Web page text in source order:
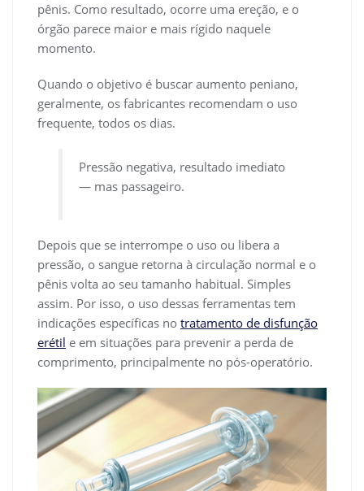
pênis. Como resultado, ocorre uma ereção, e o
órgão parece maior e mais rígido naquele
momento.
Quando o objetivo é buscar aumento peniano,
geralmente, os fabricantes recomendam o uso
frequente, todos os dias.
Pressão negativa, resultado imediato
— mas passageiro.
Depois que se interrompe o uso ou libera a
pressão, o sangue retorna à circulação normal e o
pênis volta ao seu tamanho habitual. Simples
assim. Por isso, o uso dessas ferramentas tem
indicações específicas no tratamento de disfunção
erétil e em situações para prevenir a perda de
comprimento, principalmente no pós-operatório.